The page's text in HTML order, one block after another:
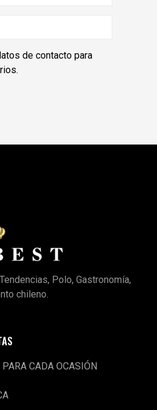
de contacto para
Polo, Gastronomía,
chileno.
CADA OCASIÓN